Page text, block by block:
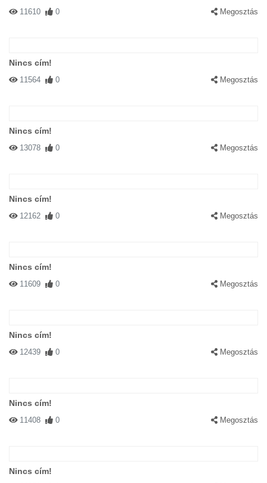
11610 0 Megosztás
Nincs cím!
11564 0 Megosztás
Nincs cím!
13078 0 Megosztás
Nincs cím!
12162 0 Megosztás
Nincs cím!
11609 0 Megosztás
Nincs cím!
12439 0 Megosztás
Nincs cím!
11408 0 Megosztás
Nincs cím!